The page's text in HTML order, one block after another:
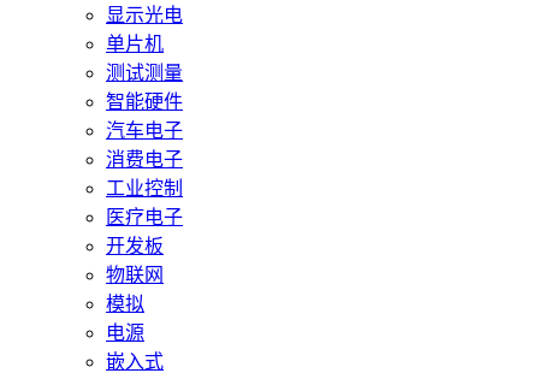
显示光电
单片机
测试测量
智能硬件
汽车电子
消费电子
工业控制
医疗电子
开发板
物联网
模拟
电源
嵌入式